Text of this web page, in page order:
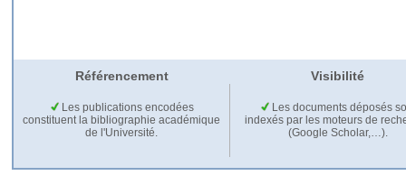
Référencement Visibilité
Les publications encodées
constituent la bibliographie académique
de l'Université.
Les documents déposés
indexés par les moteurs de
(Google Scholar,…).